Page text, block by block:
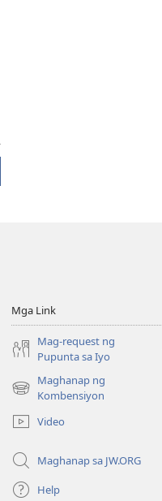
Mga Link
Mag-request ng
Pupunta sa Iyo
Maghanap ng
Kombensiyon
(may
na
window)
Video
Maghanap sa JW.ORG
Help